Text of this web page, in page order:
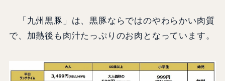
「九州黒豚」は、黒豚ならではのやわらかい肉質
で、加熱後も肉汁たっぷりのお肉となっています。